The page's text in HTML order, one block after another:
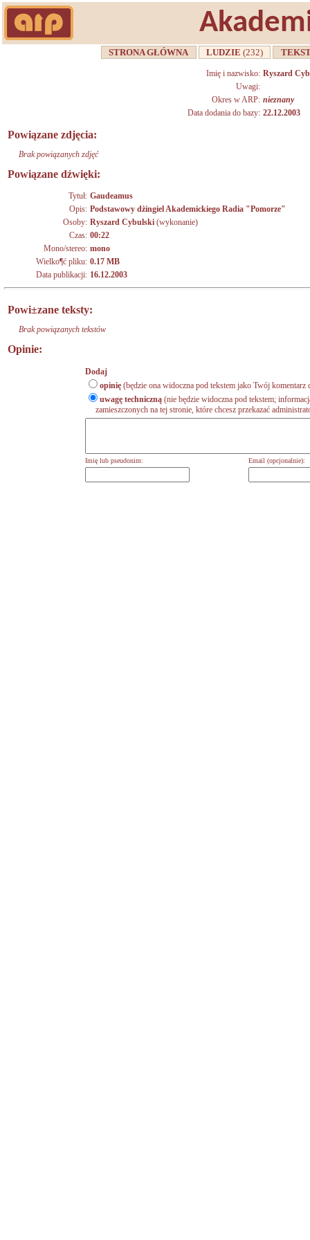
STRONA GŁÓWNA LUDZIE(232)
Imię i nazwisko: Ryszard
Uwagi:
Okres w ARP: nieznany
Data dodania do bazy: 22.12.2003
Powiązane zdjęcia:
Brak powiązanych zdjęć
Powiązane dźwięki:
Tytuł: Gaudeamus
Opis: Podstawowy dżingiel Akademickiego Radia "Pomorze"
Osoby: Ryszard Cybulski (wykonanie)
Czas: 00:22
Mono/stereo: mono
Wielko¶ć pliku: 0.17 MB
Data publikacji: 16.12.2003
Powi±zane teksty:
Brak powiązanych tekstów
Opinie:
Dodaj
opinię (będzie ona widoczna pod tekstem jako Twój komentarz
uwagę techniczną (nie będzie widoczna pod tekstem;
zamieszczonych na tej stronie, które chcesz przekazać
Imię lub pseudonim: Email (opcjonalnie):